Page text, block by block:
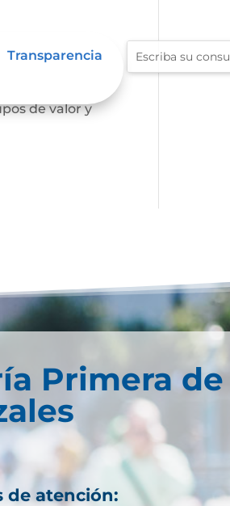
Transparencia
para la
de valor y
Primera de
de atención: